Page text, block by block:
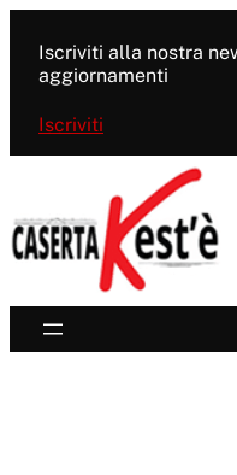
contenuto
Iscriviti alla nostra
aggiornamenti
Iscriviti